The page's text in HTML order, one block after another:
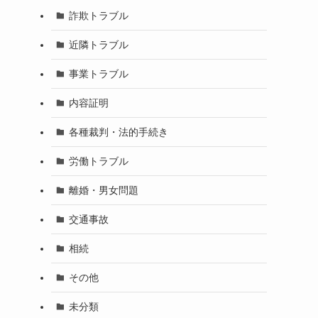
詐欺トラブル
近隣トラブル
事業トラブル
内容証明
各種裁判・法的手続き
労働トラブル
離婚・男女問題
交通事故
相続
その他
未分類